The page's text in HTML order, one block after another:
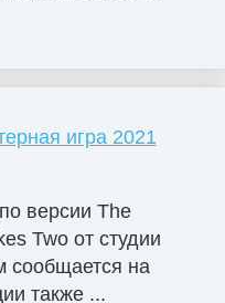
игра 2021
версии The
Two от студии
сообщается на
также ...